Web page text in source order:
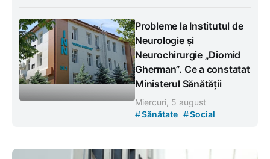
Probleme la Institutul de
Neurologie și
Neurochirurgie „Diomid
Gherman”. Ce a constatat
Ministerul Sănătății
Miercuri, 5 august
#Sănătate #Social